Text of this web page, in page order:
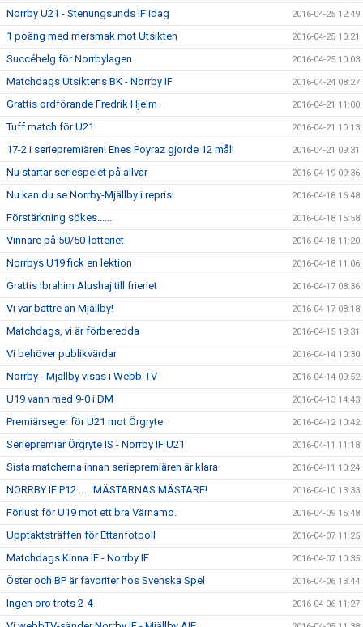
Norrby U21 - Stenungsunds IF idag 2016-04-25 12:49
1 poäng med mersmak mot Utsikten 2016-04-25 10:21
Succéhelg för Norrbylagen 2016-04-25 10:03
Matchdags Utsiktens BK - Norrby IF 2016-04-24 08:27
Grattis ordförande Fredrik Hjelm 2016-04-21 11:00
Tuff match för U21 2016-04-21 10:13
17-2 i seriepremiären! Enes Poyraz gjorde 12 mål! 2016-04-21 09:31
Nu startar seriespelet på allvar 2016-04-19 09:36
Nu kan du se Norrby-Mjällby i repris! 2016-04-18 16:48
Förstärkning sökes...... 2016-04-18 15:58
Vinnare på 50/50-lotteriet 2016-04-18 11:20
Norrbys U19 fick en lektion 2016-04-18 11:06
Grattis Ibrahim Alushaj till frieriet 2016-04-17 08:36
Vi var bättre än Mjällby! 2016-04-17 08:18
Matchdags, vi är förberedda 2016-04-15 19:31
Vi behöver publikvärdar 2016-04-14 10:30
Norrby - Mjällby visas i Webb-TV 2016-04-14 09:52
U19 vann med 9-0 i DM 2016-04-13 14:43
Premiärseger för U21 mot Örgryte 2016-04-12 10:42
Seriepremiär Örgryte IS - Norrby IF U21 2016-04-11 11:18
Sista matcherna innan seriepremiären är klara 2016-04-11 10:24
NORRBY IF P12.......MÄSTARNAS MÄSTARE! 2016-04-10 13:33
Förlust för U19 mot ett bra Värnamo. 2016-04-09 15:48
Upptaktsträffen för Ettanfotboll 2016-04-07 11:25
Matchdags Kinna IF - Norrby IF 2016-04-07 10:35
Öster och BP är favoriter hos Svenska Spel 2016-04-06 13:44
Ingen oro trots 2-4 2016-04-06 11:27